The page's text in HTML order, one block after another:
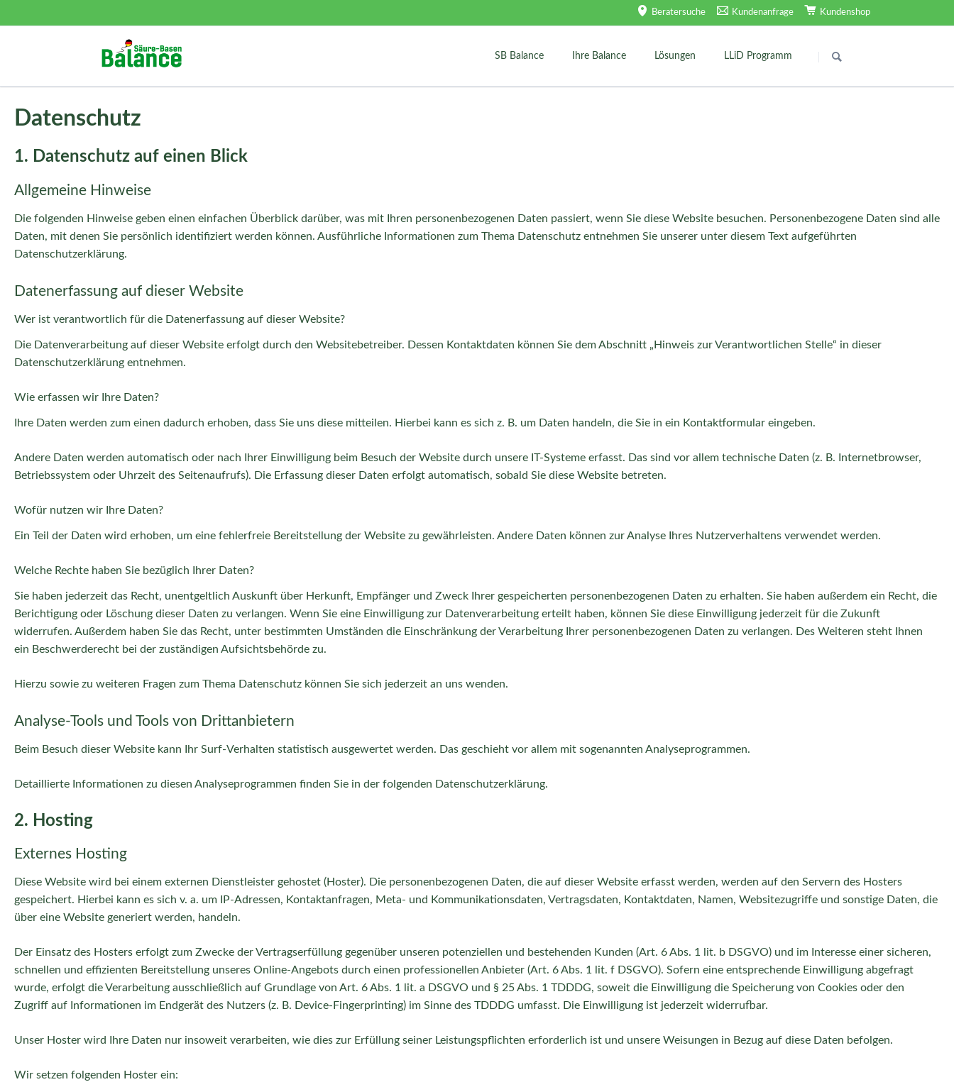
Beratersuche Kundenanfrage Kundenshop
überspringen
SB Balance Ihre Balance Lösungen LLiD Programm
EssCheck
Datenschutz
1. Datenschutz auf einen Blick
Allgemeine Hinweise
Die folgenden Hinweise geben einen einfachen Überblick darüber, was mit Ihren personenbezogenen Daten passiert, wenn Sie diese Website besuchen. Personenbezogene Daten sind alle
Daten, mit denen Sie persönlich identifiziert werden können. Ausführliche Informationen zum Thema Datenschutz entnehmen Sie unserer unter diesem Text aufgeführten
Datenschutzerklärung.
Datenerfassung auf dieser Website
Wer ist verantwortlich für die Datenerfassung auf dieser Website?
Die Datenverarbeitung auf dieser Website erfolgt durch den Websitebetreiber. Dessen Kontaktdaten können Sie dem Abschnitt „Hinweis zur Verantwortlichen Stelle“ in dieser
Datenschutzerklärung entnehmen.
Wie erfassen wir Ihre Daten?
Ihre Daten werden zum einen dadurch erhoben, dass Sie uns diese mitteilen. Hierbei kann es sich z. B. um Daten handeln, die Sie in ein Kontaktformular eingeben.
Andere Daten werden automatisch oder nach Ihrer Einwilligung beim Besuch der Website durch unsere IT-Systeme erfasst. Das sind vor allem technische Daten (z. B. Internetbrowser,
Betriebssystem oder Uhrzeit des Seitenaufrufs). Die Erfassung dieser Daten erfolgt automatisch, sobald Sie diese Website betreten.
Wofür nutzen wir Ihre Daten?
Ein Teil der Daten wird erhoben, um eine fehlerfreie Bereitstellung der Website zu gewährleisten. Andere Daten können zur Analyse Ihres Nutzerverhaltens verwendet werden.
Welche Rechte haben Sie bezüglich Ihrer Daten?
Sie haben jederzeit das Recht, unentgeltlich Auskunft über Herkunft, Empfänger und Zweck Ihrer gespeicherten personenbezogenen Daten zu erhalten. Sie haben außerdem ein Recht, die
Berichtigung oder Löschung dieser Daten zu verlangen. Wenn Sie eine Einwilligung zur Datenverarbeitung erteilt haben, können Sie diese Einwilligung jederzeit für die Zukunft
widerrufen. Außerdem haben Sie das Recht, unter bestimmten Umständen die Einschränkung der Verarbeitung Ihrer personenbezogenen Daten zu verlangen. Des Weiteren steht Ihnen
ein Beschwerderecht bei der zuständigen Aufsichtsbehörde zu.
Hierzu sowie zu weiteren Fragen zum Thema Datenschutz können Sie sich jederzeit an uns wenden.
Analyse-Tools und Tools von Dritt­anbietern
Beim Besuch dieser Website kann Ihr Surf-Verhalten statistisch ausgewertet werden. Das geschieht vor allem mit sogenannten Analyseprogrammen.
Detaillierte Informationen zu diesen Analyseprogrammen finden Sie in der folgenden Datenschutzerklärung.
2. Hosting
Externes Hosting
Diese Website wird bei einem externen Dienstleister gehostet (Hoster). Die personenbezogenen Daten, die auf dieser Website erfasst werden, werden auf den Servern des Hosters
gespeichert. Hierbei kann es sich v. a. um IP-Adressen, Kontaktanfragen, Meta- und Kommunikationsdaten, Vertragsdaten, Kontaktdaten, Namen, Websitezugriffe und sonstige Daten, die
über eine Website generiert werden, handeln.
Der Einsatz des Hosters erfolgt zum Zwecke der Vertragserfüllung gegenüber unseren potenziellen und bestehenden Kunden (Art. 6 Abs. 1 lit. b DSGVO) und im Interesse einer sicheren,
schnellen und effizienten Bereitstellung unseres Online-Angebots durch einen professionellen Anbieter (Art. 6 Abs. 1 lit. f DSGVO). Sofern eine entsprechende Einwilligung abgefragt
wurde, erfolgt die Verarbeitung ausschließlich auf Grundlage von Art. 6 Abs. 1 lit. a DSGVO und § 25 Abs. 1 TDDDG, soweit die Einwilligung die Speicherung von Cookies oder den
Zugriff auf Informationen im Endgerät des Nutzers (z. B. Device-Fingerprinting) im Sinne des TDDDG umfasst. Die Einwilligung ist jederzeit widerrufbar.
Unser Hoster wird Ihre Daten nur insoweit verarbeiten, wie dies zur Erfüllung seiner Leistungspflichten erforderlich ist und unsere Weisungen in Bezug auf diese Daten befolgen.
Wir setzen folgenden Hoster ein: